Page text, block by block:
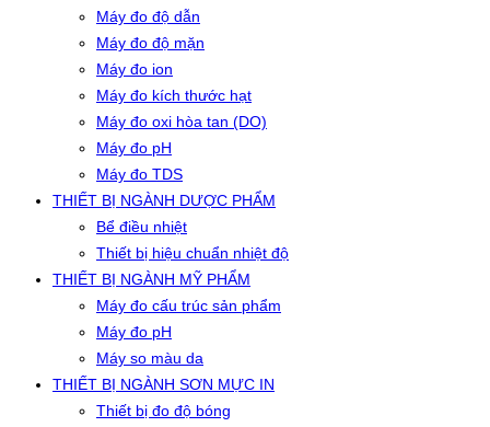
Máy đo độ dẫn
Máy đo độ mặn
Máy đo ion
Máy đo kích thước hạt
Máy đo oxi hòa tan (DO)
Máy đo pH
Máy đo TDS
THIẾT BỊ NGÀNH DƯỢC PHẨM
Bể điều nhiệt
Thiết bị hiệu chuẩn nhiệt độ
THIẾT BỊ NGÀNH MỸ PHẨM
Máy đo cấu trúc sản phẩm
Máy đo pH
Máy so màu da
THIẾT BỊ NGÀNH SƠN MỰC IN
Thiết bị đo độ bóng